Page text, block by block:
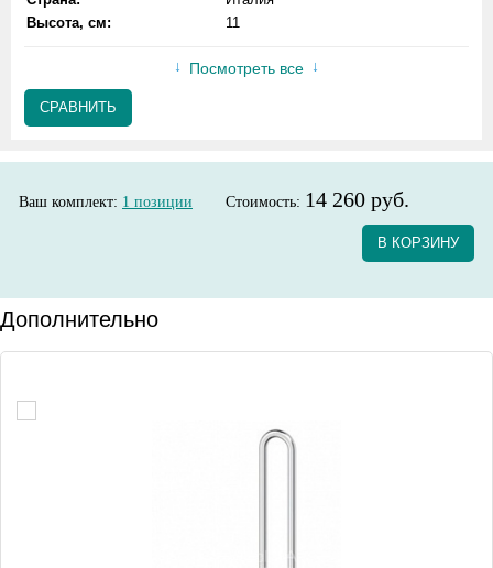
Высота, см:
11
Посмотреть все
СРАВНИТЬ
Ваш комплект: 1 позиции Стоимость: 14 260 руб.
В КОРЗИНУ
Дополнительно